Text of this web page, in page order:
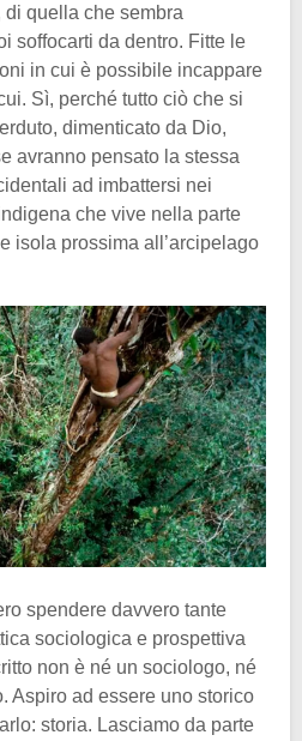
di quella che sembra
soffocarti da dentro. Fitte le
in cui è possibile incappare
Sì, perché tutto ciò che si
dimenticato da Dio,
avranno pensato la stessa
ad imbattersi nei
che vive nella parte
isola prossima all’arcipelago
spendere davvero tante
sociologica e prospettiva
non è né un sociologo, né
Aspiro ad essere uno storico
storia. Lasciamo da parte